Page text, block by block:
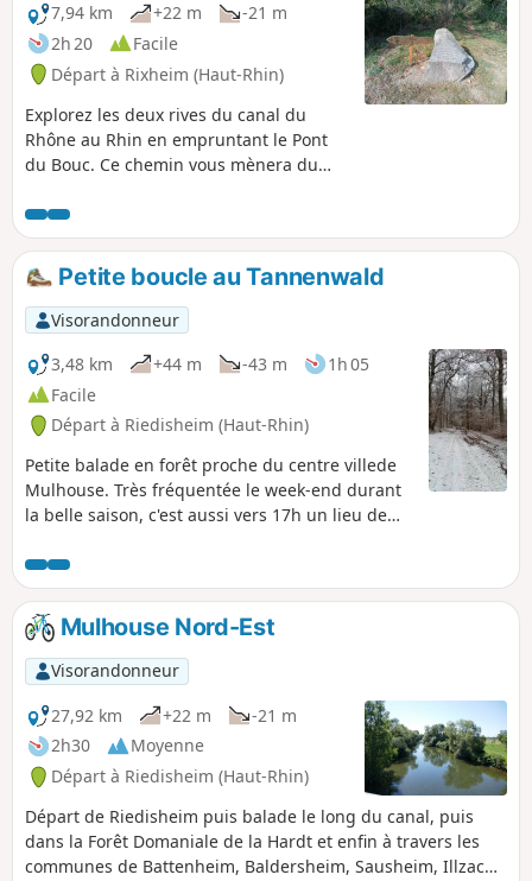
7,94 km
+22 m
-21 m
2h 20
Facile
Départ à Rixheim (Haut-Rhin)
Explorez les deux rives du canal du
Rhône au Rhin en empruntant le Pont
du Bouc. Ce chemin vous mènera du
bien à l'abri en plein cœur de la forêt de
la Hardt.
Petite boucle au Tannenwald
Visorandonneur
3,48 km
+44 m -43 m
1h 05
Facile
Départ à Riedisheim (Haut-Rhin)
Petite balade en forêt proche du centre villede
Mulhouse. Très fréquentée le week-end durant
la belle saison, c'est aussi vers 17h un lieu de
Mulhouse Nord-Est
Visorandonneur
27,92 km
+22 m
-21 m
2h30
Moyenne
Départ à Riedisheim (Haut-Rhin)
Départ de Riedisheim puis balade le long du canal, puis
dans la Forêt Domaniale de la Hardt et enfin à travers les
communes de Battenheim, Baldersheim, Sausheim, Illzach